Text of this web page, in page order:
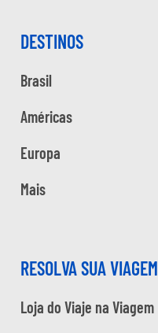
DESTINOS
Brasil
Américas
Europa
Mais
RESOLVA SUA VIAGEM
Loja do Viaje na Viagem